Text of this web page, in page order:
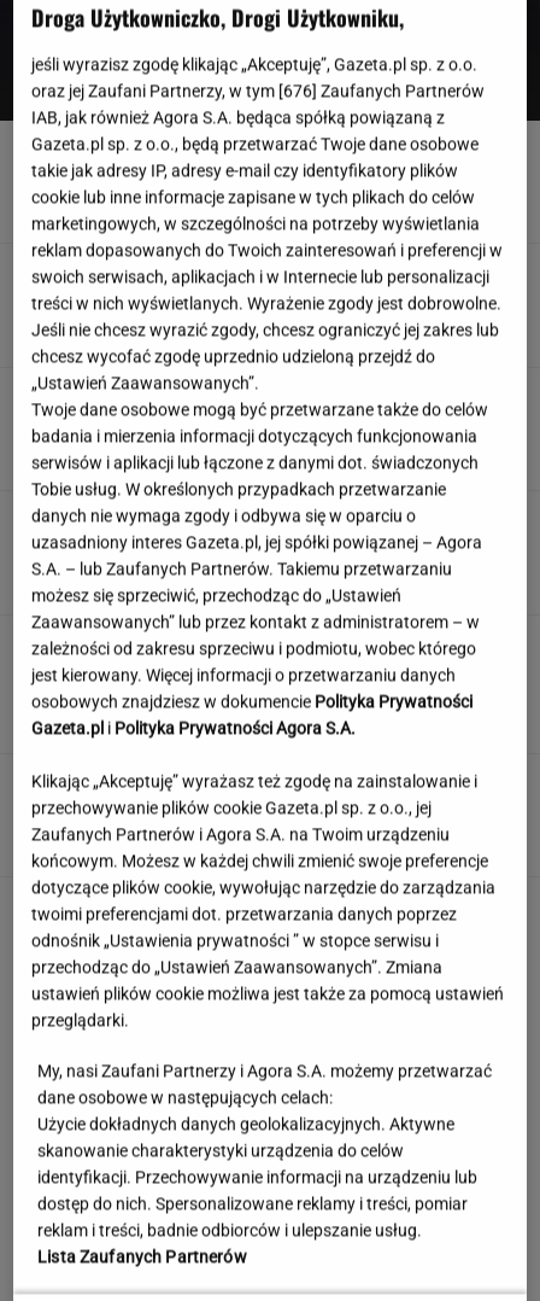
EBC przejechał się po pomyśle Glapińskiego.
NBP złamałby zakaz
Urzędnicy pukają do domów. Chcą paragonów
MATERIAŁ PROMOCYJNY
Prezydent Czech na wakacjach w Polsce.
Wybrał się do smażalni ryb
Polska jest już szóstą gospodarką w UE.
Wyprzedziliśmy Belgię i Szwecję
Kaczyński teraz ma już maślarzy
na tacy. Stało się to, do czego dążyli
SUBSKRYPCJA
Od mistrza świata do wroga
publicznego numer 1. Dramat dopiero się
zaczął
SUBSKRYPCJA
Książulo zapłacił 70 zł za karkówkę. "To nie
jest dla Polaka"
Droga Użytkowniczko, Drogi Użytkowniku,
jeśli wyrazisz zgodę klikając „Akceptuję”, Gazeta.pl sp. z o.o.
oraz jej Zaufani Partnerzy, w tym [676] Zaufanych Partnerów
IAB, jak również Agora S.A. będąca spółką powiązaną z
Gazeta.pl sp. z o.o., będą przetwarzać Twoje dane osobowe
takie jak adresy IP, adresy e-mail czy identyfikatory plików
cookie lub inne informacje zapisane w tych plikach do celów
marketingowych, w szczególności na potrzeby wyświetlania
reklam dopasowanych do Twoich zainteresowań i preferencji w
swoich serwisach, aplikacjach i w Internecie lub personalizacji
treści w nich wyświetlanych. Wyrażenie zgody jest dobrowolne.
Jeśli nie chcesz wyrazić zgody, chcesz ograniczyć jej zakres lub
chcesz wycofać zgodę uprzednio udzieloną przejdź do
„Ustawień Zaawansowanych”.
Twoje dane osobowe mogą być przetwarzane także do celów
badania i mierzenia informacji dotyczących funkcjonowania
serwisów i aplikacji lub łączone z danymi dot. świadczonych
Tobie usług. W określonych przypadkach przetwarzanie
danych nie wymaga zgody i odbywa się w oparciu o
uzasadniony interes Gazeta.pl, jej spółki powiązanej – Agora
S.A. – lub Zaufanych Partnerów. Takiemu przetwarzaniu
możesz się sprzeciwić, przechodząc do „Ustawień
Zaawansowanych” lub przez kontakt z administratorem – w
zależności od zakresu sprzeciwu i podmiotu, wobec którego
jest kierowany. Więcej informacji o przetwarzaniu danych
osobowych znajdziesz w dokumencie Polityka Prywatności
Gazeta.pl i Polityka Prywatności Agora S.A.
Klikając „Akceptuję” wyrażasz też zgodę na zainstalowanie i
przechowywanie plików cookie Gazeta.pl sp. z o.o., jej
Zaufanych Partnerów i Agora S.A. na Twoim urządzeniu
końcowym. Możesz w każdej chwili zmienić swoje preferencje
dotyczące plików cookie, wywołując narzędzie do zarządzania
twoimi preferencjami dot. przetwarzania danych poprzez
odnośnik „Ustawienia prywatności ” w stopce serwisu i
przechodząc do „Ustawień Zaawansowanych”. Zmiana
ustawień plików cookie możliwa jest także za pomocą ustawień
przeglądarki.
My, nasi Zaufani Partnerzy i Agora S.A. możemy przetwarzać
dane osobowe w następujących celach:
Użycie dokładnych danych geolokalizacyjnych. Aktywne
skanowanie charakterystyki urządzenia do celów
identyfikacji. Przechowywanie informacji na urządzeniu lub
dostęp do nich. Spersonalizowane reklamy i treści, pomiar
reklam i treści, badnie odbiorców i ulepszanie usług.
Lista Zaufanych Partnerów